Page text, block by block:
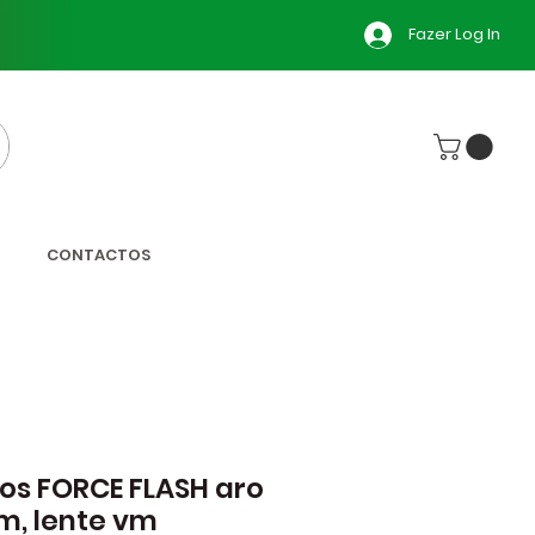
Fazer Log In
CONTACTOS
FORCE FLASH aro
lente vm